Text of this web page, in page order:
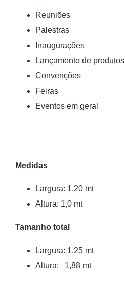
Reuniões
Palestras
Inaugurações
Lançamento de produtos
Convenções
Feiras
Eventos em geral
Medidas
Largura: 1,20 mt
Altura: 1,0 mt
Tamanho total
Largura: 1,25 mt
Altura: 1,88 mt